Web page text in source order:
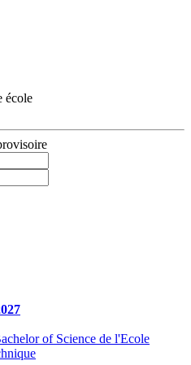
école
of Science de l'Ecole